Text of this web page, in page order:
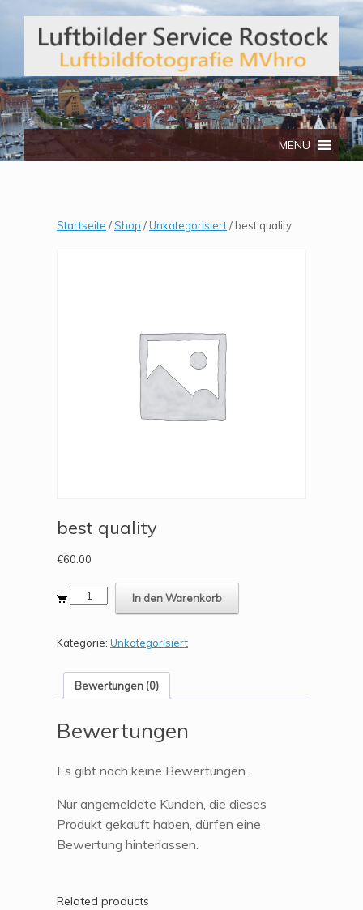
Telefon: 0172/3134512
MENU
Startseite /Shop /Unkategorisiert/ best quality
best quality
€60.00
best
quality
In den Warenkorb
Kategorie: Unkategorisiert
Bewertungen (0)
Bewertungen
Es gibt noch keine Bewertungen.
Nur angemeldete Kunden, die dieses
Produkt gekauft haben, dürfen eine
Bewertung hinterlassen.
Related products